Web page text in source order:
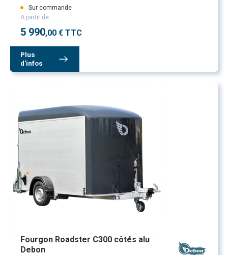
Sur commande
A partir de
5 990,00 € TTC
Plus
d'infos
Fourgon Roadster C300 côtés alu
Debon